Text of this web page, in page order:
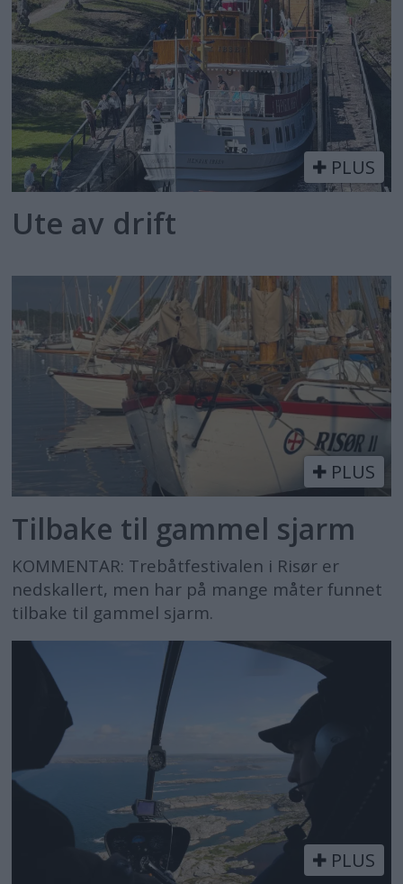
PLUS
Ute av drift
PLUS
Tilbake til gammel sjarm
KOMMENTAR: Trebåtfestivalen i Risør er
nedskallert, men har på mange måter funnet
tilbake til gammel sjarm.
PLUS